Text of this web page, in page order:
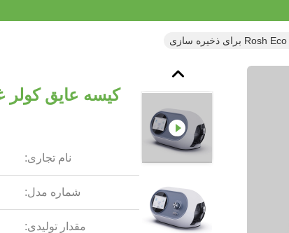
نام تجاری:
شماره مدل:
مقدار تولیدی: